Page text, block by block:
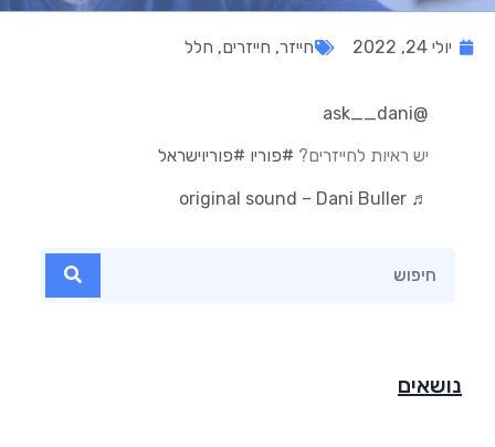
נושאים
יולי 24, 2022 חייזר, חייזרים, חלל
@ask__dani
יש ראיות לחייזרים? #פוריו #פוריוישראל
♬ original sound – Dani Buller